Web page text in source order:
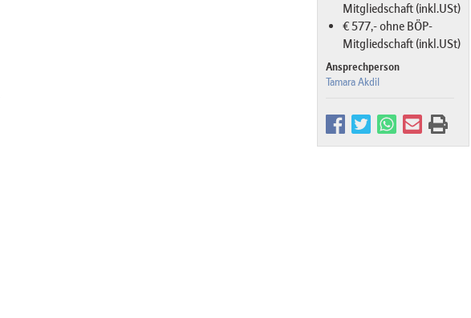
Mitgliedschaft (inkl.USt)
€ 577,- ohne BÖP-
Mitgliedschaft (inkl.USt)
Ansprechperson
Tamara Akdil